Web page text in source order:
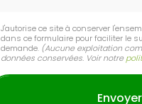
J'autorise ce site à conserver
dans ce formulaire pour faciliter le
demande. (Aucune exploitation
données conservées. Voir notre